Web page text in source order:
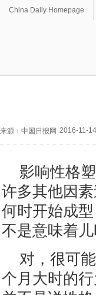
China Daily Homepage
来源：中国日报网 2016-11-
影响性格
许多其他因
何时开始成
不是意味着
对，很可
个月大时的